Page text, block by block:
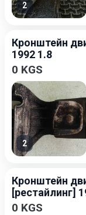
2
Кронштейн
1992 1.8
0 KGS
2
Кронштейн
[рестайлинг]
0 KGS